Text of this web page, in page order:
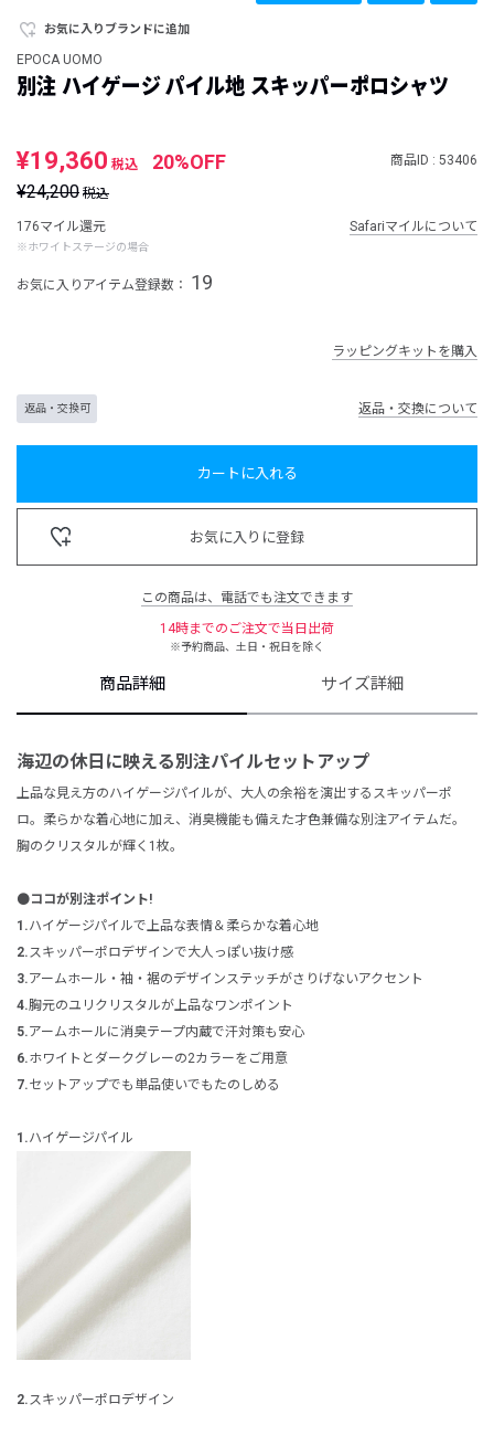
お気に入りブランドに追加
EPOCA UOMO
別注 ハイゲージ パイル地 スキッパーポロシャツ
¥19,360 税込 20%OFF 商品ID : 53406
¥24,200 税込
176マイル還元
※ホワイトステージの場合
Safariマイルについて
お気に入りアイテム登録数： 19
ラッピングキットを購入
返品・交換可 返品・交換について
カートに入れる
お気に入りに登録
この商品は、電話でも注文できます
14時までのご注文で当日出荷
※予約商品、土日・祝日を除く
商品詳細 サイズ詳細
海辺の休日に映える別注パイルセットアップ
上品な見え方のハイゲージパイルが、大人の余裕を演出するスキッパーポ
ロ。柔らかな着心地に加え、消臭機能も備えた才色兼備な別注アイテムだ。
胸のクリスタルが輝く1枚。
⚫️ココが別注ポイント!
1.ハイゲージパイルで上品な表情＆柔らかな着心地
2. スキッパーポロデザインで大人っぽい抜け感
3.アームホール・袖・裾のデザインステッチがさりげないアクセント
4.胸元のユリクリスタルが上品なワンポイント
5.アームホールに消臭テープ内蔵で汗対策も安心
6.ホワイトとダークグレーの2カラーをご用意
7.セットアップでも単品使いでもたのしめる
1.ハイゲージパイル
2.スキッパーポロデザイン